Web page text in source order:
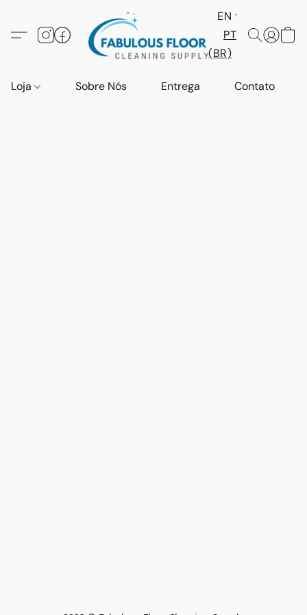
EN
PT
(BR)
Loja Sobre Nós Entrega Contato